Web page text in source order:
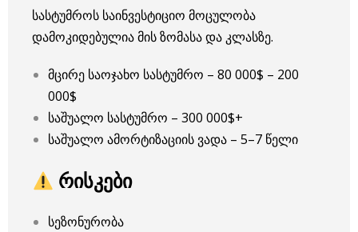
სასტუმროს საინვესტიციო მოცულობა
დამოკიდებულია მის ზომასა და კლასზე.
მცირე საოჯახო სასტუმრო – 80 000$ – 200
000$
საშუალო სასტუმრო – 300 000$+
საშუალო ამორტიზაციის ვადა – 5–7 წელი
რისკები
სეზონურობა